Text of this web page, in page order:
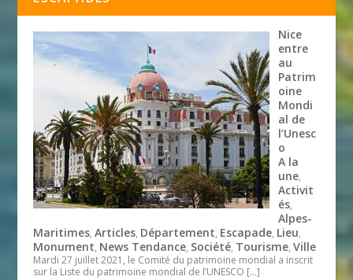
Nice
entre
au
Patrim
oine
Mondi
al de
l’Unesc
o
A la
une,
Activit
és,
Alpes-
Maritimes,Articles, Département, Escapade, Lieu,
Monument, News Tendance, Société, Tourisme,Ville
Mardi 27 juillet 2021, le Comité du patrimoine mondial a inscrit
sur la Liste du patrimoine mondial de l’UNESCO […]